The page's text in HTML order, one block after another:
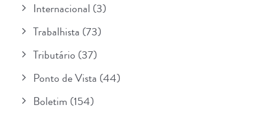
Internacional (3)
Trabalhista (73)
Tributário (37)
Ponto de Vista (44)
Boletim (154)